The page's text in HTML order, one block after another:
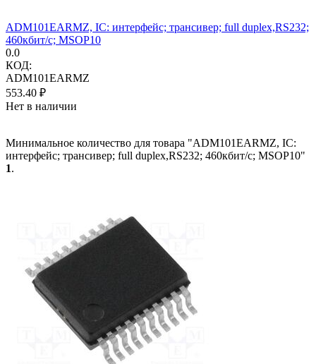
ADM101EARMZ, IC: интерфейс; трансивер; full duplex,RS232;
460кбит/с; MSOP10
0.0
КОД:
ADM101EARMZ
553.40 ₽
Нет в наличии
Минимальное количество для товара "ADM101EARMZ, IC:
интерфейс; трансивер; full duplex,RS232; 460кбит/с; MSOP10"
1.